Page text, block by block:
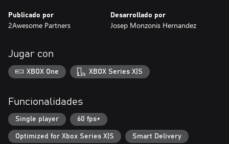
de los 8 y 16 bits. Disfruto de todos los aspectos del proceso de
creación de un videojuego: pixel art, codificación, diseño de juego
Of Pixel Skulls uno de los últimos juegos que he desarrollado por
mi cuenta, y que me ha llevado aproximadamente un año.
Publicado por
2Awesome Partners
Desarrollado por
Josep Monzonis Hernandez
Jugar con
XBOX One XBOX Series X|S
Funcionalidades
Single player 60 fps+
Optimized for Xbox Series X|S Smart Delivery